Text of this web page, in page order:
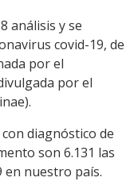
análisis y se
covid-19, de
por el
por el
diagnóstico de
son 6.131 las
en nuestro país.